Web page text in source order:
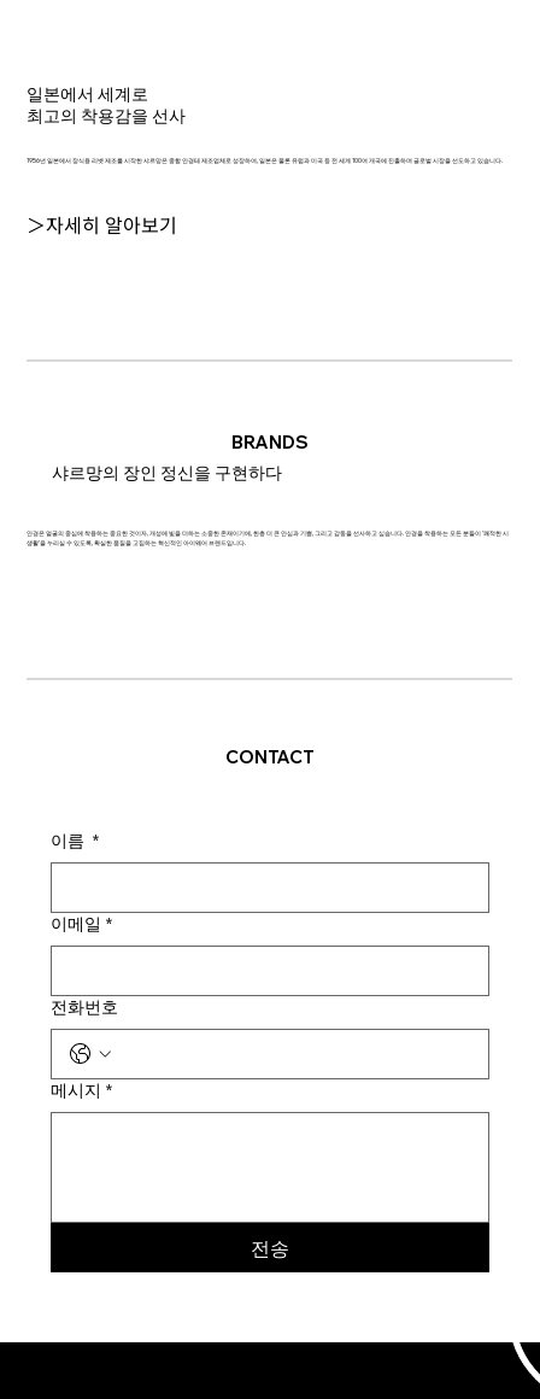
일본에서 세계로
최고의 착용감을 선사
1956년 일본에서 장식용 리벳 제조를 시작한 샤르망은 종합 안경테 제조업체로 성장하여, 일본은 물론 유럽과 미국 등 전 세계 100여 개국에 진출하며 글로벌 시장을 선도하고 있습니다.
＞자세히 알아보기
BRANDS
샤르망의 장인 정신을 구현하다
안경은 얼굴의 중심에 착용하는 중요한 것이자, 개성에 빛을 더하는 소중한 존재이기에, 한층 더 큰 안심과 기쁨, 그리고 감동을 선사하고 싶습니다. 안경을 착용하는 모든 분들이 '쾌적한 시
생활'을 누리실 수 있도록, 확실한 품질을 고집하는 혁신적인 아이웨어 브랜드입니다.
CONTACT
이름 *
이메일 *
전화번호
메시지 *
전송